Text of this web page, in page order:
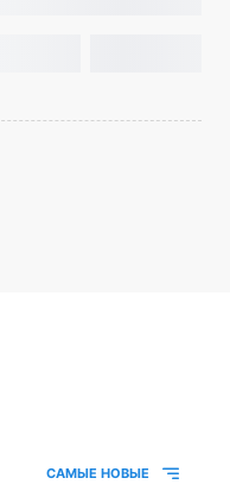
САМЫЕ НОВЫЕ